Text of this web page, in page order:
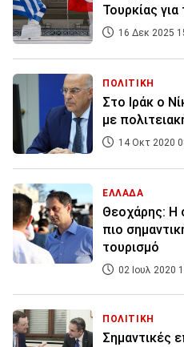
Τουρκίας
16 Δεκ 2025
ΠΟΛΙΤΙΚΗ
Στο Ιράκ ο
με
14 Οκτ 2020
ΕΛΛΑΔΑ
Θεοχάρης: Η
πιο
τουρισμό
02 Ιουλ 2020
ΠΟΛΙΤΙΚΗ
Σημαντικές